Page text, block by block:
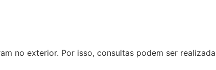
no exterior. Por isso, consultas podem ser